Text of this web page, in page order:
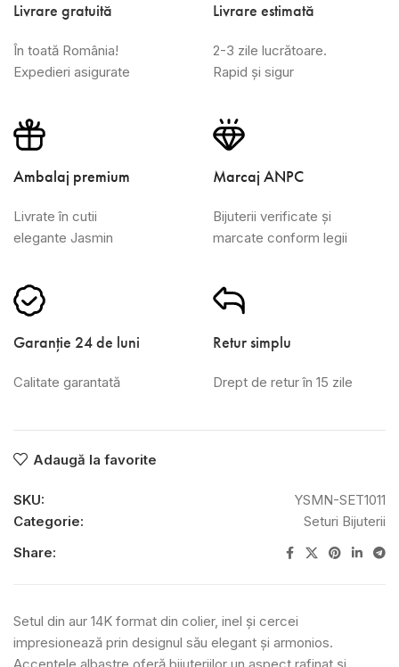
Livrare gratuită
În toată România!
Expedieri asigurate
Livrare estimată
2-3 zile lucrătoare.
Rapid și sigur
Ambalaj premium
Livrate în cutii
elegante Jasmin
Marcaj ANPC
Bijuterii verificate și
marcate conform legii
Garanție 24 de luni
Calitate garantată
Retur simplu
Drept de retur în 15 zile
Adaugă la favorite
SKU:
YSMN-SET1011
Categorie:
Seturi Bijuterii
Share:
Setul din aur 14K format din colier, inel și cercei
impresionează prin designul său elegant și armonios.